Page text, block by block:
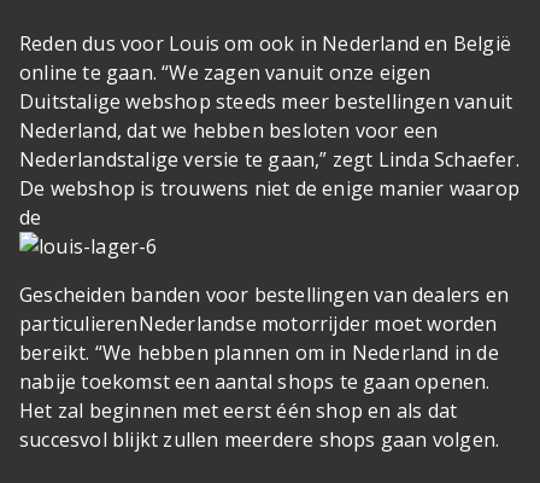
Reden dus voor Louis om ook in Nederland en België
online te gaan. “We zagen vanuit onze eigen
Duitstalige webshop steeds meer bestellingen vanuit
Nederland, dat we hebben besloten voor een
Nederlandstalige versie te gaan,” zegt Linda Schaefer.
De webshop is trouwens niet de enige manier waarop
de
Gescheiden banden voor bestellingen van dealers en
particulierenNederlandse motorrijder moet worden
bereikt. “We hebben plannen om in Nederland in de
nabije toekomst een aantal shops te gaan openen.
Het zal beginnen met eerst één shop en als dat
succesvol blijkt zullen meerdere shops gaan volgen.